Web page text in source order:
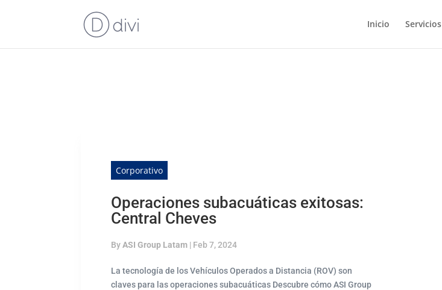
Inicio Servicios
Corporativo
Operaciones subacuáticas exitosas:
Central Cheves
ByASI Group Latam | Feb 7, 2024
La tecnología de los Vehículos Operados a Distancia (ROV) son
claves para las operaciones subacuáticas Descubre cómo ASI Group